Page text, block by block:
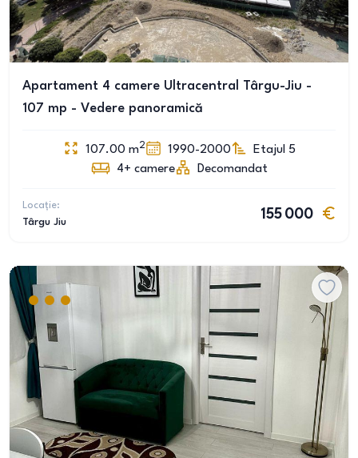
Apartament 4 camere Ultracentral Târgu-Jiu -
107 mp - Vedere panoramică
107.00 m2 1990-2000
Etajul 5
4+ camere Decomandat
Locație:
Târgu Jiu
155 000